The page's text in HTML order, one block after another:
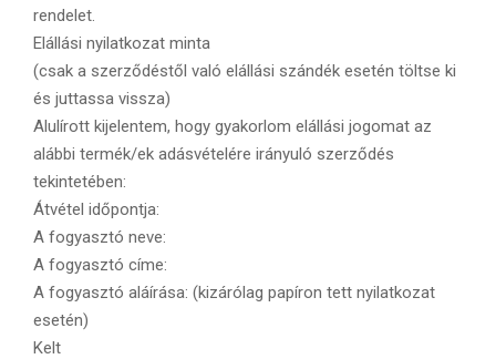
rendelet.
Elállási nyilatkozat minta
(csak a szerződéstől való elállási szándék esetén töltse ki
és juttassa vissza)
Alulírott kijelentem, hogy gyakorlom elállási jogomat az
alábbi termék/ek adásvételére irányuló szerződés
tekintetében:
Átvétel időpontja:
A fogyasztó neve:
A fogyasztó címe:
A fogyasztó aláírása: (kizárólag papíron tett nyilatkozat
esetén)
Kelt